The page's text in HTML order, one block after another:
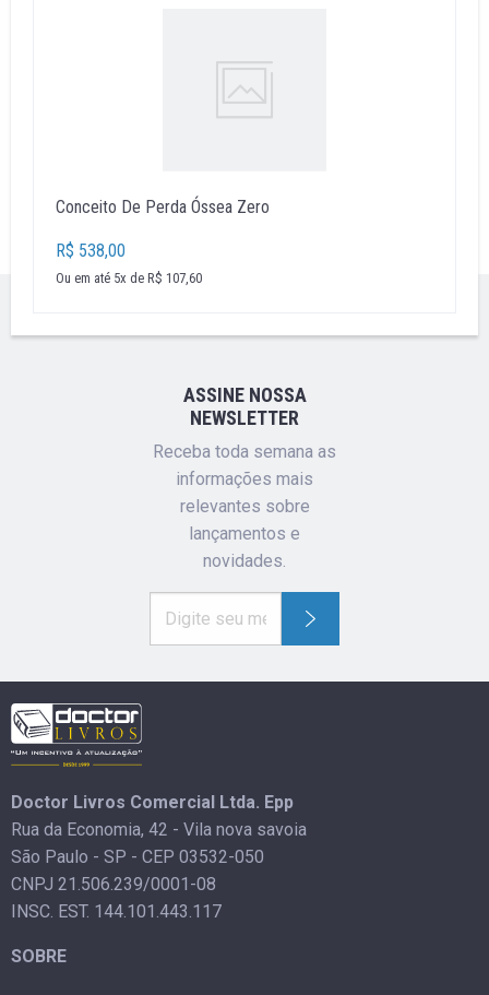
Conceito De Perda Óssea Zero
R$ 538,00
Ou em até 5x de R$ 107,60
ASSINE NOSSA
NEWSLETTER
Receba toda semana as
informações mais
relevantes sobre
lançamentos e
novidades.
Doctor Livros Comercial Ltda. Epp
Rua da Economia, 42 - Vila nova savoia
São Paulo - SP - CEP 03532-050
CNPJ 21.506.239/0001-08
INSC. EST. 144.101.443.117
SOBRE